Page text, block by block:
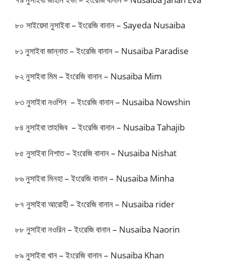
৮০ সাইয়েদা নুসাইবা – ইংরেজি বানান – Sayeda Nusaiba
৮১ নুসাইবা জান্নাত – ইংরেজি বানান – Nusaiba Paradise
৮২ নুসাইবা মিম – ইংরেজি বানান – Nusaiba Mim
৮৩ নুসাইবা নওশিন – ইংরেজি বানান – Nusaiba Nowshin
৮৪ নুসাইবা তাহজিব – ইংরেজি বানান – Nusaiba Tahajib
৮৫ নুসাইবা নিশাত – ইংরেজি বানান – Nusaiba Nishat
৮৬ নুসাইবা মিনহা – ইংরেজি বানান – Nusaiba Minha
৮৭ নুসাইবা আরোহী – ইংরেজি বানান – Nusaiba rider
৮৮ নুসাইবা নওরিন – ইংরেজি বানান – Nusaiba Naorin
৮৯ নুসাইবা খান – ইংরেজি বানান – Nusaiba Khan